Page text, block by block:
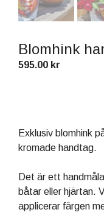
Blomhink
595.00 kr
Exklusiv blomhink
kromade handtag.
Det är ett
båtar eller hjärtan.
applicerar färgen